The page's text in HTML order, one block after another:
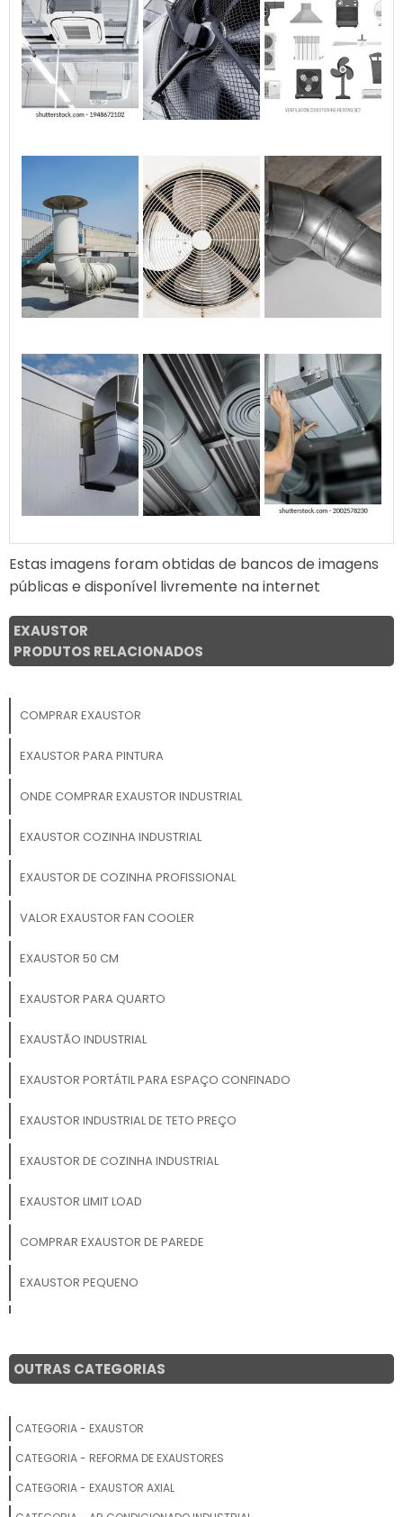
Estas imagens foram obtidas de bancos de imagens
públicas e disponível livremente na internet
EXAUSTOR
PRODUTOS RELACIONADOS
COMPRAR EXAUSTOR
EXAUSTOR PARA PINTURA
ONDE COMPRAR EXAUSTOR INDUSTRIAL
EXAUSTOR COZINHA INDUSTRIAL
EXAUSTOR DE COZINHA PROFISSIONAL
VALOR EXAUSTOR FAN COOLER
EXAUSTOR 50 CM
EXAUSTOR PARA QUARTO
EXAUSTÃO INDUSTRIAL
EXAUSTOR PORTÁTIL PARA ESPAÇO CONFINADO
EXAUSTOR INDUSTRIAL DE TETO PREÇO
EXAUSTOR DE COZINHA INDUSTRIAL
EXAUSTOR LIMIT LOAD
COMPRAR EXAUSTOR DE PAREDE
EXAUSTOR PEQUENO
EXAUSTOR DE TETO PARA BANHEIRO
SISTEMA DE EXAUSTÃO INDUSTRIAL
OUTRAS CATEGORIAS
CATEGORIA - EXAUSTOR
CATEGORIA - REFORMA DE EXAUSTORES
CATEGORIA - EXAUSTOR AXIAL